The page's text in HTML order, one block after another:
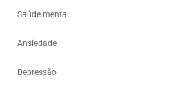
Saúde mental
Ansiedade
Depressão